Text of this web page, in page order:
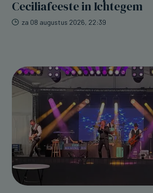
Ceciliafeeste in Ichtegem
za 08 augustus 2026, 22:39